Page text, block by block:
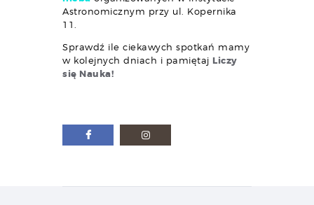
Astronomicznym przy ul. Kopernika
11.
Sprawdź ile ciekawych spotkań mamy
w kolejnych dniach i pamiętaj Liczy
się Nauka!